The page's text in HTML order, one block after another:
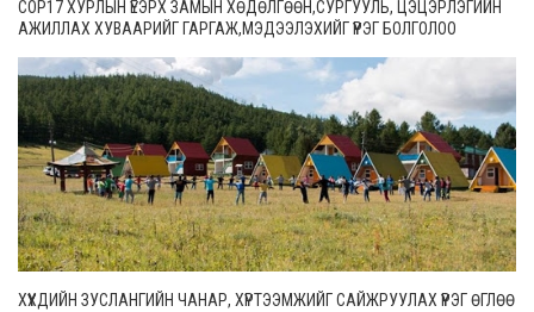
COP17 ХУРЛЫН ҮЕЭРХ ЗАМЫН ХӨДӨЛГӨӨН,СУРГУУЛЬ, ЦЭЦЭРЛЭГИЙН
АЖИЛЛАХ ХУВААРИЙГ ГАРГАЖ,МЭДЭЭЛЭХИЙГ ҮҮРЭГ БОЛГОЛОО
ХҮҮХДИЙН ЗУСЛАНГИЙН ЧАНАР, ХҮРТЭЭМЖИЙГ САЙЖРУУЛАХ ҮҮРЭГ ӨГЛӨӨ